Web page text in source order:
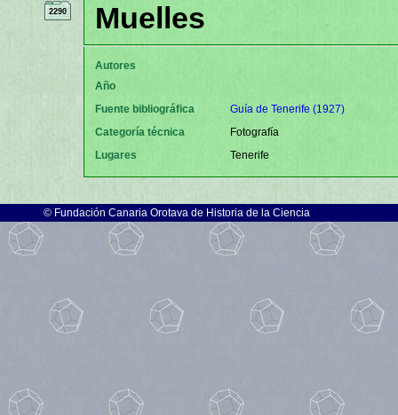
2290 Muelles
Autores
Año
Fuente bibliográfica
Guía de Tenerife (1927)
Categoría técnica
Fotografía
Lugares
Tenerife
© Fundación Canaria Orotava de Historia de la Ciencia